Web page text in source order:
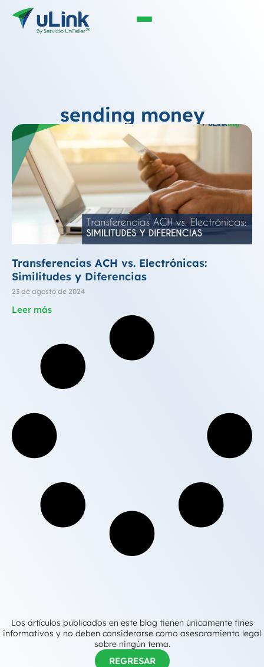
sending money
Transferencias ACH vs. Electrónicas:
Similitudes y Diferencias
23 de agosto de 2024
Leer más
Los artículos publicados en este blog tienen únicamente fines
informativos y no deben considerarse como asesoramiento legal
sobre ningún tema.
REGRESAR